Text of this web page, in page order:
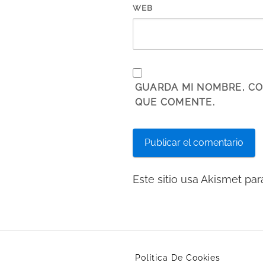
WEB
GUARDA MI NOMBRE,
QUE COMENTE.
Este sitio usa Akismet
Política De Cookies